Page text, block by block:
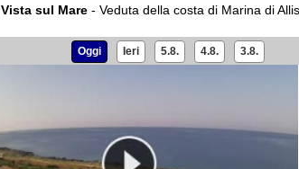
Vista sul Mare- Veduta della costa di Marina di
Oggi Ieri 5.8. 4.8. 3.8.